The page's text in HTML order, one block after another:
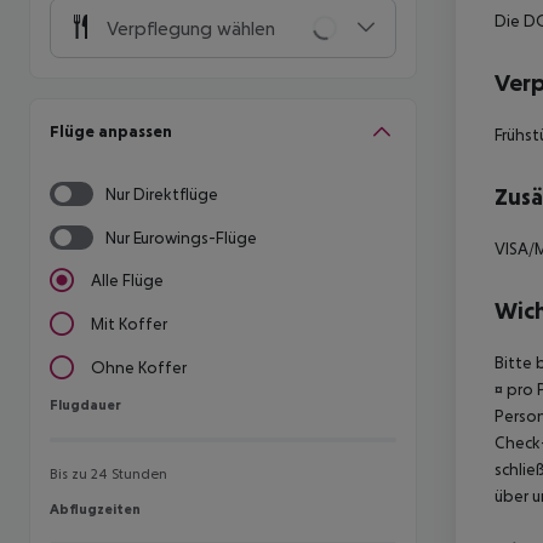
Verpflegung wählen
Flüge anpassen
Nur Direktflüge
Nur Eurowings-Flüge
Alle Flüge
Mit Koffer
Ohne Koffer
Flugdauer
Flugdauer
Bis zu 24 Stunden
Abflugzeiten
Abflugzeiten
Die
VISA/
Bitte
¤ pro
über